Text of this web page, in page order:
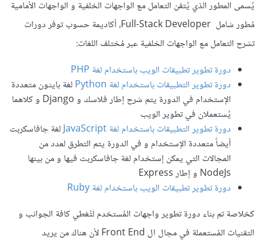
يُسمى المطور الذي يُتقن التعامل مع الواجهات الخلفية و الواجهات الأمامية
مُطور شامل Full-Stack Developer، أكاديمة حسوب توفر دورات
تشرح التعامل مع الواجهات الخلفية عبر مُختلف اللغات:
دورة تطوير تطبيقات الويب باستخدام لغة PHP
دورة تطوير التطبيقات باستخدام لغة Python
لغة بايثون متعددة
الإستخدام في الدورة يتم شرح إطار فلاسك و Django و كلاهما
يُستعملان في تطوير الويب
دورة تطوير التطبيقات باستخدام لغة JavaScript
لغة جافاسكربت
أيضاً متعددة الإستخدام و في الدورة يتم التطرق لعدد من
المجالات التي يمكن إستخدام لغة جافاسكربت فيها و من بينها
NodeJs و إطار Express
دورة تطوير تطبيقات الويب باستخدام لغة Ruby
كخلاصة تم بناء دورة تطوير واجهات المُستخدم لتُغطي كافة الجوانب و
التقنيات المُستعملة في مجال ال Front End لأن هناك من يريد